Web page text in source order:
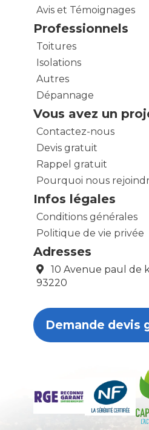
Avis et Témoignages
Professionnels
Toitures
Isolations
Autres
Dépannage
Vous avez un
Contactez-nous
Devis gratuit
Rappel gratuit
Pourquoi nous
Infos légales
Conditions générales
Politique de vie privée
Adresses
10 Avenue paul de
93220
Demande devis